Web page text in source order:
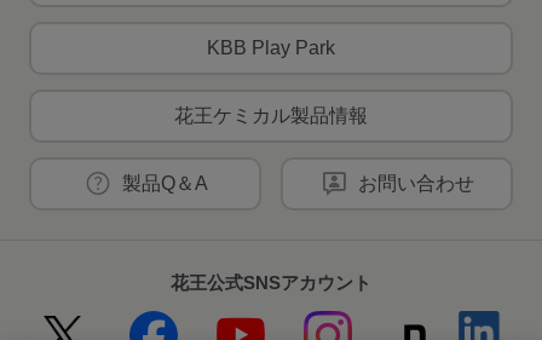
KBB Play Park
花王ケミカル製品情報
製品Q＆A お問い合わせ
花王公式SNSアカウント